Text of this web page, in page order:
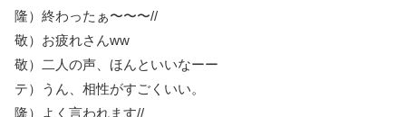
隆）終わったぁ〜〜〜//
敬）お疲れさんww
敬）二人の声、ほんといいなーー
テ）うん、相性がすごくいい。
隆）よく言われます//